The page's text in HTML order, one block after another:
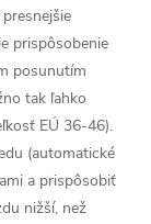
prispôsobenie
posunutím
tak ľahko
EÚ 36-46).
(automatické
a prispôsobiť
nižší, než